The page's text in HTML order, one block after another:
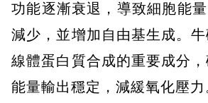
功能逐漸衰退，導致細胞能
減少，並增加自由基生成。
線體蛋白質合成的重要成分
能量輸出穩定，減緩氧化壓力